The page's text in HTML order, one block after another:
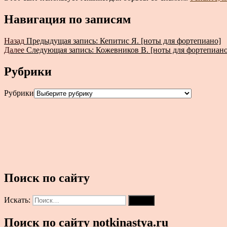
Навигация по записям
Назад Предыдущая запись: Кепитис Я. [ноты для фортепиано]
Далее Следующая запись: Кожевников В. [ноты для
Рубрики
Рубрики
Поиск по сайту
Искать:
Поиск по сайту notkinastya.ru